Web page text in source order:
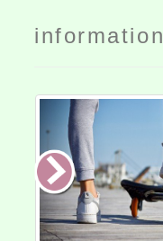
information